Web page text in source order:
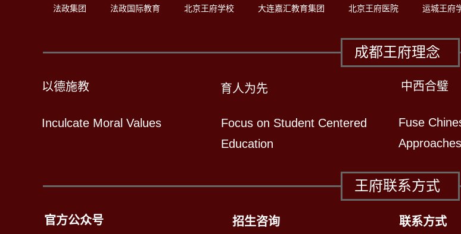
法政集团 法政国际教育 北京王府学校 大连嘉汇教育集团 北京王府医院 运城王府
成都王府理念
以德施教 育人为先 中西合璧
Inculcate Moral Values
Focus on Student Centered
Education
Fuse
Approaches
王府联系方式
官方公众号 招生咨询 联系方式